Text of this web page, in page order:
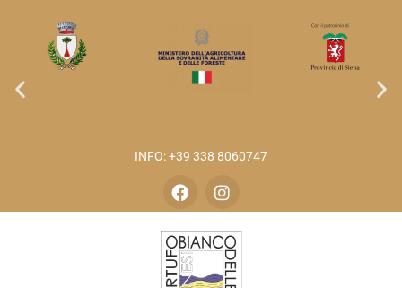
INFO: +39 338 8060747